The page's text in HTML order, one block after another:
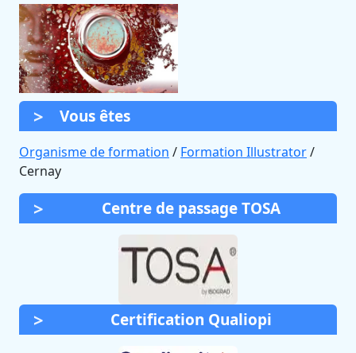
Vous êtes
Organisme de formation / Formation Illustrator/
Cernay
Centre de passage TOSA
Certification Qualiopi